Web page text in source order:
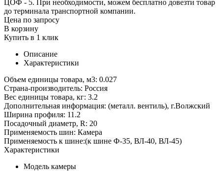
ЦОФ - 5. При необходимости, можем бесплатно довезти товар
до терминала транспортной компании.
Цена по запросу
В корзину
Купить в 1 клик
Описание
Характеристики
Объем единицы товара, м3: 0.027
Страна-производитель: Россия
Вес единицы товара, кг: 3.2
Дополнительная информация: (металл. вентиль), г.Волжский
Ширина профиля: 11.2
Посадочный диаметр, R: 20
Применяемость шин: Камера
Применяемость к шине:(к шине Ф-35, ВЛ-40, ВЛ-45)
Характеристики
Модель камеры